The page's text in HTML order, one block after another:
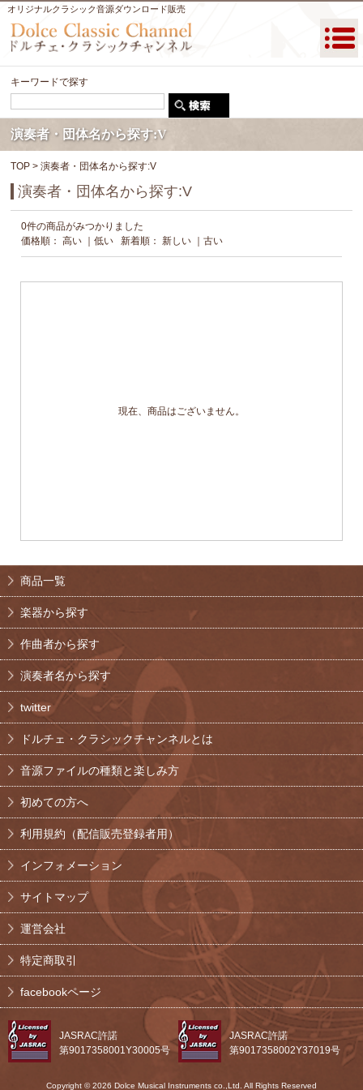
オリジナルクラシック音源ダウンロード販売
キーワードで探す
演奏者・団体名から探す:V
TOP > 演奏者・団体名から探す:V
演奏者・団体名から探す:V
0件の商品がみつかりました
価格順：高い ｜低い 新着順：新しい ｜古い
現在、商品はございません。
商品一覧
楽器から探す
作曲者から探す
演奏者名から探す
twitter
ドルチェ・クラシックチャンネルとは
音源ファイルの種類と楽しみ方
初めての方へ
利用規約（配信販売登録者用）
インフォメーション
サイトマップ
運営会社
特定商取引
facebookページ
JASRAC許諾
第9017358001Y30005号
JASRAC許諾
第9017358002Y37019号
Copyright © 2026 Dolce Musical Instruments co.,Ltd. All Rights Reserved